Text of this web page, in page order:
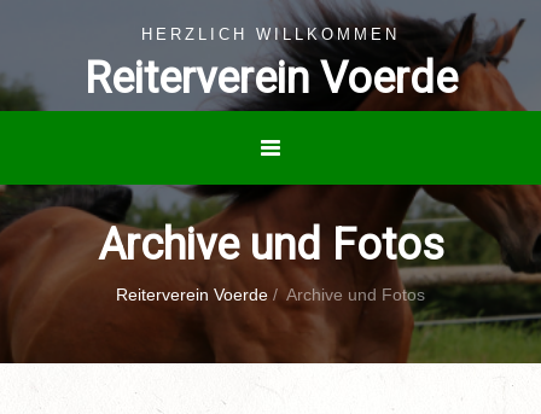
HERZLICH WILLKOMMEN
Reiterverein Voerde
Archive und Fotos
Reiterverein Voerde / Archive und Fotos